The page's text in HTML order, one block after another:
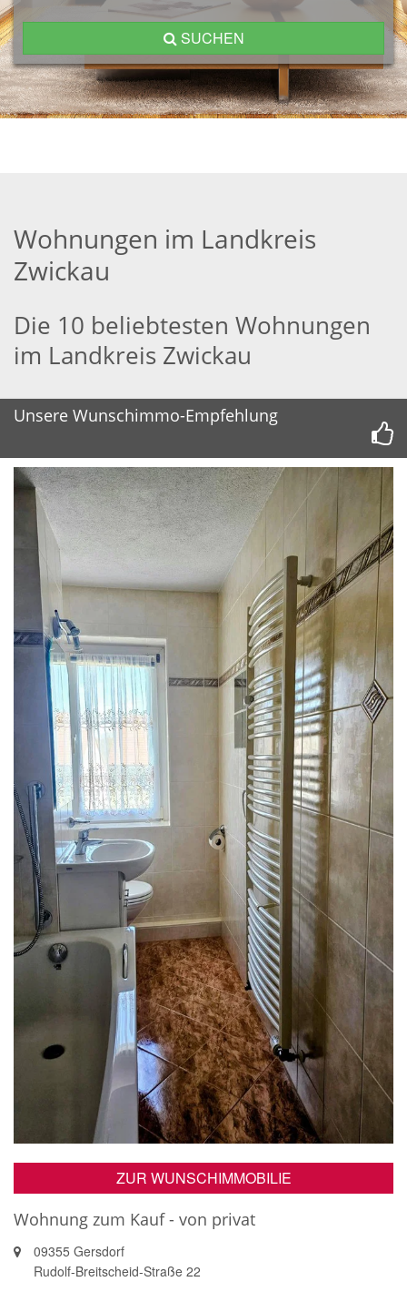
SUCHEN
Wohnungen im Landkreis
Zwickau
Die 10 beliebtesten Wohnungen
im Landkreis Zwickau
Unsere Wunschimmo-Empfehlung
ZUR WUNSCHIMMOBILIE
Wohnung zum Kauf - von privat
09355 Gersdorf
Rudolf-Breitscheid-Straße 22